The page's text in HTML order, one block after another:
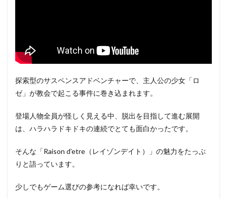
探索型のサスペンスアドベンチャーで、主人公の少女「ロ
ゼ」が教会で起こる事件に巻き込まれます。
登場人物全員が怪しく見える中、脱出を目指して進む展開
は、ハラハラドキドキの連続でとても面白かったです。
そんな「Raison d’etre（レイゾンデイト）」の魅力をたっぷ
りと語っています。
少しでもゲーム選びの参考になれば幸いです。